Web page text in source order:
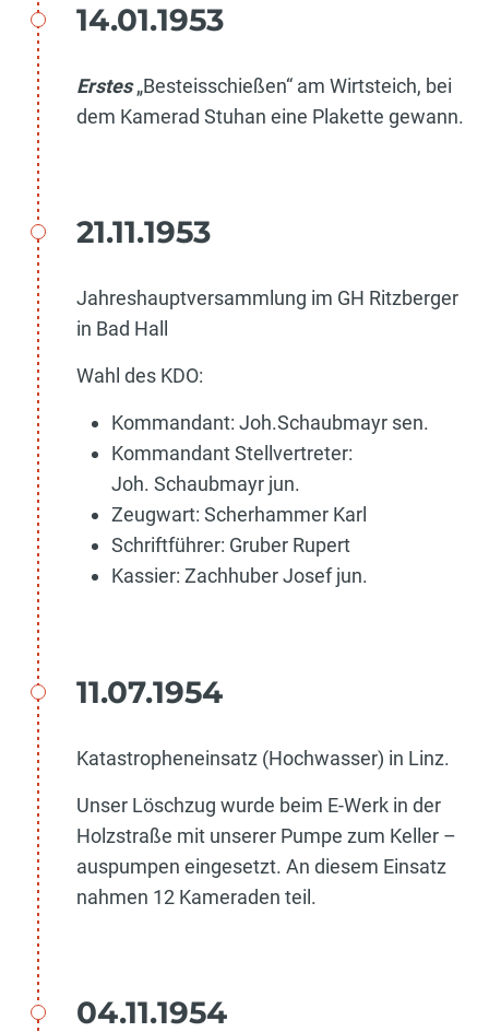
14.01.1953
Erstes„Besteisschießen“ am Wirtsteich, bei
dem Kamerad Stuhan eine Plakette gewann.
21.11.1953
Jahreshauptversammlung im GH Ritzberger
in Bad Hall
Wahl des KDO:
Kommandant: Joh.Schaubmayr sen.
Kommandant Stellvertreter:
Joh. Schaubmayr jun.
Zeugwart: Scherhammer Karl
Schriftführer: Gruber Rupert
Kassier: Zachhuber Josef jun.
11.07.1954
Katastropheneinsatz (Hochwasser) in Linz.
Unser Löschzug wurde beim E-Werk in der
Holzstraße mit unserer Pumpe zum Keller –
auspumpen eingesetzt. An diesem Einsatz
nahmen 12 Kameraden teil.
04.11.1954